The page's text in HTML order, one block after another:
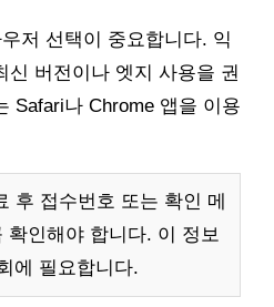
저 선택이 중요합니다. 익
신 버전이나 엣지 사용을 권
Safari나 Chrome 앱을 이용
후 접수번호 또는 확인 메
확인해야 합니다. 이 정보
에 필요합니다.